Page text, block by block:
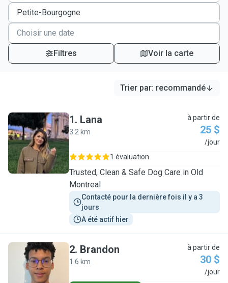
Filtres Voir la carte
Trier par: recommandé
L
1. Lana
3.2 km
à partir de
25 $
/jour
1 évaluation
Trusted, Clean & Safe Dog Care in Old
Montreal
Contacté pour la dernière fois il y a 3
jours
A été actif hier
B
2. Brandon
1.6 km
à partir de
30 $
/jour